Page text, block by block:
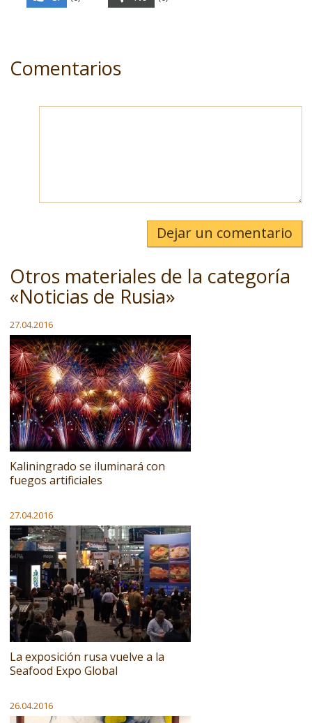
Comentarios
Dejar un comentario
Otros materiales de la categoría
«Noticias de Rusia»
27.04.2016
Kaliningrado se iluminará con
fuegos artificiales
27.04.2016
La exposición rusa vuelve a la
Seafood Expo Global
26.04.2016